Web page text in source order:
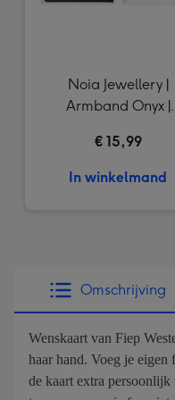
Noia Jewellery |
Armband Onyx |
€ 15,99
In winkelmand
Omschrijving
Wenskaart van Fiep
haar hand. Voeg je
de kaart extra persoonlijk